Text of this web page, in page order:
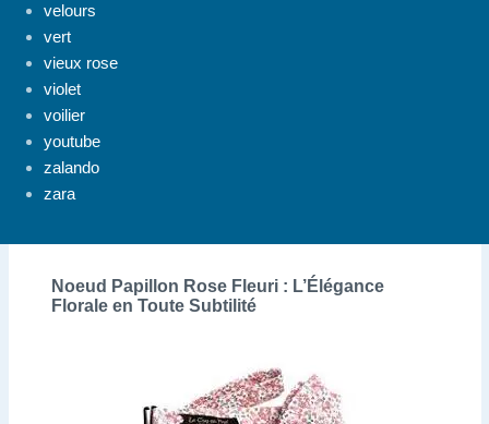
velours
vert
vieux rose
violet
voilier
youtube
zalando
zara
Noeud Papillon Rose Fleuri : L’Élégance
Florale en Toute Subtilité